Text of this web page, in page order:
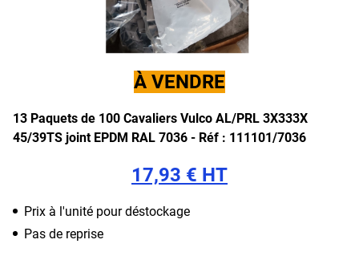
À VENDRE
13 Paquets de 100 Cavaliers Vulco AL/PRL 3X333X
45/39TS joint EPDM RAL 7036 - Réf : 111101/7036
17,93 € HT
Prix à l'unité pour déstockage
Pas de reprise